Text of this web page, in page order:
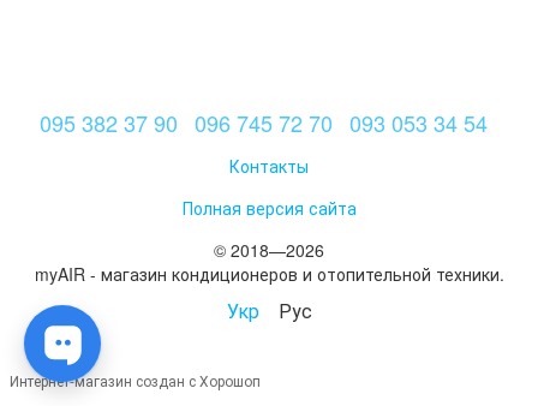
095 382 37 90 096 745 72 70 093 053 34 54
Контакты
Полная версия сайта
© 2018—2026
myAIR - магазин кондиционеров и отопительной техники.
Укр Рус
Интернет-магазин создан с Хорошоп